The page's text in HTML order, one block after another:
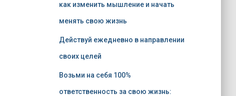
как изменить мышление и начать
менять свою жизнь
Действуй ежедневно в направлении
своих целей
Возьми на себя 100%
ответственность за свою жизнь: